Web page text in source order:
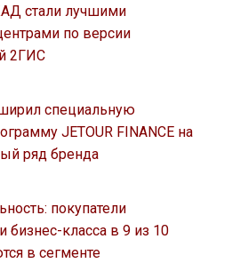
стали лучшими
по версии
2ГИС
специальную
JETOUR FINANCE на
ряд бренда
покупатели
бизнес-класса в 9 из 10
в сегменте